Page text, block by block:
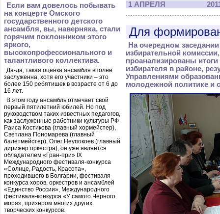
Если вам довелось побывать
на концерте Омского
государственного детского
ансамбля, вы, наверняка, стали
горячим поклонником этого
яркого,
высокопрофессионального и
талантливого коллектива.
Да-да, такая оценка ансамбля вполне
заслуженна, хотя его участники – это
более 150 ребятишек в возрасте от 6 до
16 лет.
В этом году ансамбль отмечает свой
первый пятилетний юбилей. Но под
руководством таких известных педагогов,
как заслуженные работники культуры РФ
Раиса Костикова (главный хормейстер),
Светлана Пономарева (главный
балетмейстер), Олег Неупокоев (главный
дирижер оркестра), он уже является
обладателем «Гран-при» IХ
Международного фестиваля-конкурса
«Солнце, Радость, Красота»,
проходившего в Болгарии, фестиваля-
конкурса хоров, оркестров и ансамблей
«Единство России», Международного
фестиваля-конкурса «У самого Черного
моря», призером многих других
творческих конкурсов.
1 АПРЕЛЯ
Для
На очередном
избирательной
проанализированы
избирателя в районе,
Управлениями
молодежной политике и